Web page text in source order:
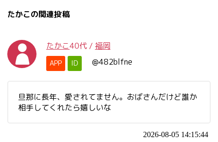
たかこの関連投稿
たかこ40代 / 福岡
APP ID @482blfne
旦那に長年、愛されてません。おばさんだけど誰か
相手してくれたら嬉しいな
2026-08-05 14:15:44